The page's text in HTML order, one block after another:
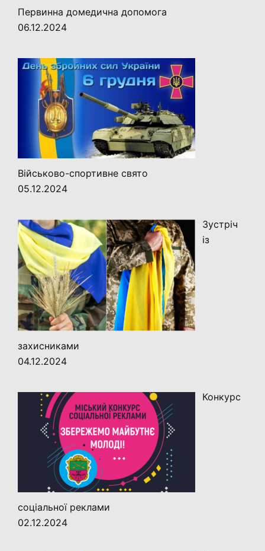
Первинна домедична допомога
06.12.2024
Військово-спортивне свято
05.12.2024
Зустріч
із
захисниками
04.12.2024
Конкурс
соціальної реклами
02.12.2024